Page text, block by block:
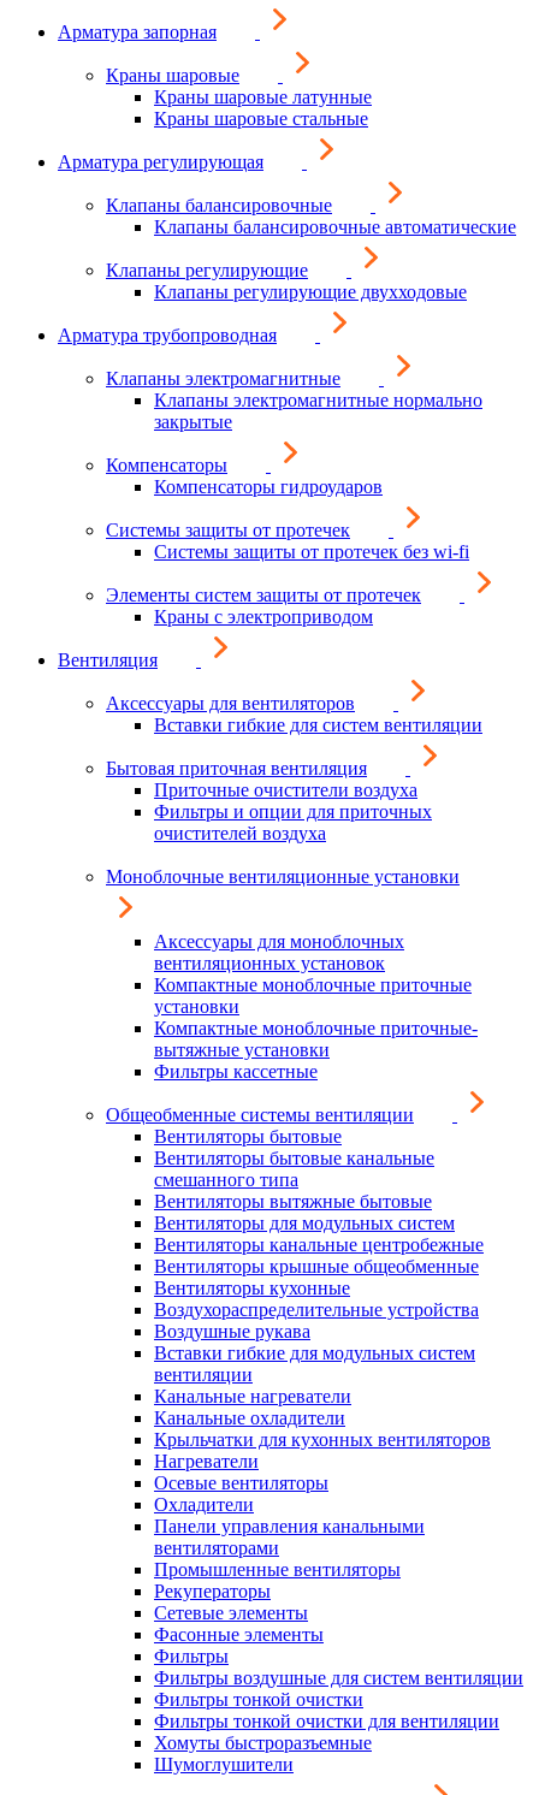
Арматура запорная
Краны шаровые
Краны шаровые латунные
Краны шаровые стальные
Арматура регулирующая
Клапаны балансировочные
Клапаны балансировочные автоматические
Клапаны регулирующие
Клапаны регулирующие двухходовые
Арматура трубопроводная
Клапаны электромагнитные
Клапаны электромагнитные нормально
закрытые
Компенсаторы
Компенсаторы гидроударов
Системы защиты от протечек
Системы защиты от протечек без wi-fi
Элементы систем защиты от протечек
Краны с электроприводом
Вентиляция
Аксессуары для вентиляторов
Вставки гибкие для систем вентиляции
Бытовая приточная вентиляция
Приточные очистители воздуха
Фильтры и опции для приточных
очистителей воздуха
Моноблочные вентиляционные установки
Аксессуары для моноблочных
вентиляционных установок
Компактные моноблочные приточные
установки
Компактные моноблочные приточные-
вытяжные установки
Фильтры кассетные
Общеобменные системы вентиляции
Вентиляторы бытовые
Вентиляторы бытовые канальные
смешанного типа
Вентиляторы вытяжные бытовые
Вентиляторы для модульных систем
Вентиляторы канальные центробежные
Вентиляторы крышные общеобменные
Вентиляторы кухонные
Воздухораспределительные устройства
Воздушные рукава
Вставки гибкие для модульных систем
вентиляции
Канальные нагреватели
Канальные охладители
Крыльчатки для кухонных вентиляторов
Нагреватели
Осевые вентиляторы
Охладители
Панели управления канальными
вентиляторами
Промышленные вентиляторы
Рекуператоры
Сетевые элементы
Фасонные элементы
Фильтры
Фильтры воздушные для систем вентиляции
Фильтры тонкой очистки
Фильтры тонкой очистки для вентиляции
Хомуты быстроразъемные
Шумоглушители